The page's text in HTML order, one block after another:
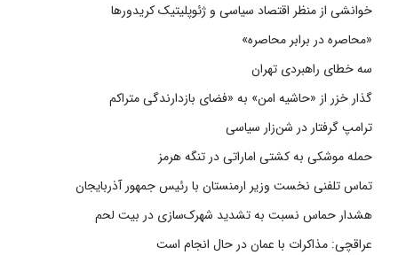
خوانشی از منظر اقتصاد سیاسی و ژئوپلیتیک کریدورها
«محاصره در برابر محاصره»
سه خطای راهبردی تهران
گذار خزر از «حاشیه امن» به «فضای بازدارندگی متراکم
ترامپ گرفتار در شن‌زار سیاسی
حمله موشکی به کشتی اماراتی در تنگه هرمز
تماس تلفنی نخست وزیر ارمنستان با رئیس جمهور آذربایجان
هشدار حماس نسبت به تشدید شهرک‌سازی در بیت‌ لحم
عراقچی: مذاکرات با عمان در حال انجام است